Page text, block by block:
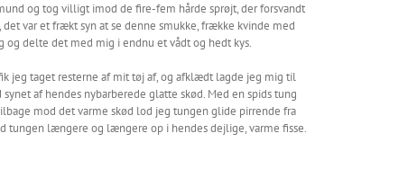
og tog villigt imod de fire-fem hårde sprøjt, der forsvandt
var et frækt syn at se denne smukke, frække kvinde med
og delte det med mig i endnu et vådt og hedt kys.
jeg taget resterne af mit tøj af, og afklædt lagde jeg mig til
af hendes nybarberede glatte skød. Med en spids tung
mod det varme skød lod jeg tungen glide pirrende fra
tungen længere og længere op i hendes dejlige, varme fisse.